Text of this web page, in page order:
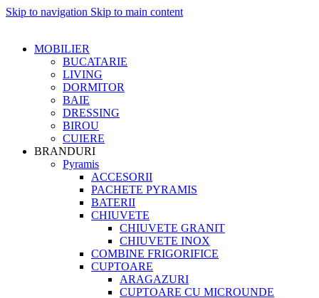
Skip to navigation Skip to main content
MOBILIER
BUCATARIE
LIVING
DORMITOR
BAIE
DRESSING
BIROU
CUIERE
BRANDURI
Pyramis
ACCESORII
PACHETE PYRAMIS
BATERII
CHIUVETE
CHIUVETE GRANIT
CHIUVETE INOX
COMBINE FRIGORIFICE
CUPTOARE
ARAGAZURI
CUPTOARE CU MICROUNDE